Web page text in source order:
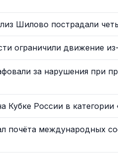
Шилово пострадали
ограничили движение
за нарушения при
Кубке России в категории
почёта международных